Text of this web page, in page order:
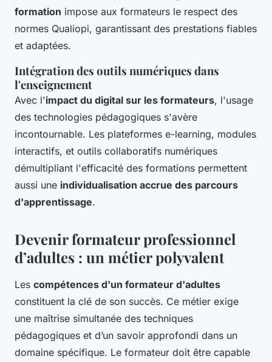
formation impose aux formateurs le respect des
normes Qualiopi, garantissant des prestations fiables
et adaptées.
Intégration des outils numériques dans
l'enseignement
Avec l'impact du digital sur les formateurs, l'usage
des technologies pédagogiques s'avère
incontournable. Les plateformes e-learning, modules
interactifs, et outils collaboratifs numériques
démultipliant l'efficacité des formations permettent
aussi une individualisation accrue des parcours
d'apprentissage.
Devenir formateur professionnel
d’adultes : un métier polyvalent
Les compétences d'un formateur d'adultes
constituent la clé de son succès. Ce métier exige
une maîtrise simultanée des techniques
pédagogiques et d’un savoir approfondi dans un
domaine spécifique. Le formateur doit être capable